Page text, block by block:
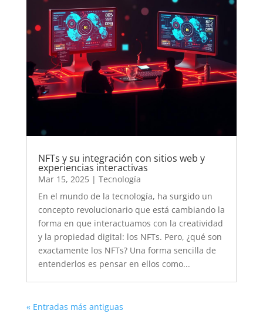
NFTs y su integración con sitios web y
experiencias interactivas
Mar 15, 2025| Tecnología
En el mundo de la tecnología, ha surgido un
concepto revolucionario que está cambiando la
forma en que interactuamos con la creatividad
y la propiedad digital: los NFTs. Pero, ¿qué son
exactamente los NFTs? Una forma sencilla de
entenderlos es pensar en ellos como...
« Entradas más antiguas